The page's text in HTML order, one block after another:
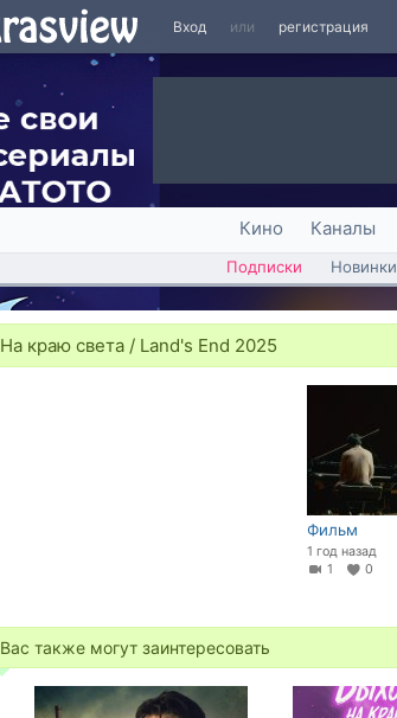
Вход или регистрация
Кино Каналы
Подписки Новинки
На краю света / Land's End 2025
Фильм
1 год назад
1
0
Вас также могут заинтересовать